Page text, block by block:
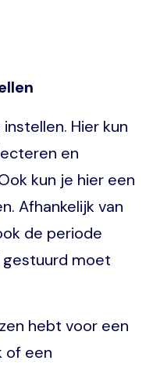
Hier kun
en
kun je hier een
Afhankelijk van
de periode
gestuurd moet
hebt voor een
of een